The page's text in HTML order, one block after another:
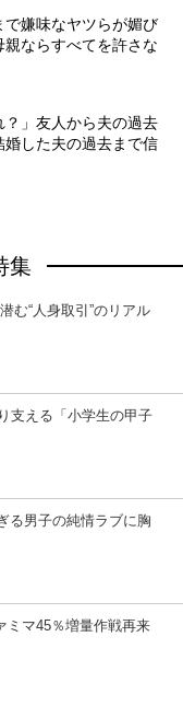
嫌味なヤツらが媚び
ならすべてを許さな
？」友人から夫の過去
した夫の過去まで信
集
む“人身取引”のリアル
支える「小学生の甲子
る男子の純情ラブに胸
ミマ45％増量作戦再来